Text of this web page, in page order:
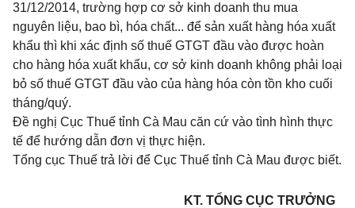
31/12/2014, trường hợp cơ sở kinh doanh thu mua
nguyên liệu, bao bì, hóa chất... để sản xuất hàng hóa xuất
khẩu thì khi xác định số thuế GTGT đầu vào được hoàn
cho hàng hóa xuất khẩu, cơ sở kinh doanh không phải loại
bỏ số thuế GTGT đầu vào của hàng hóa còn tồn kho cuối
tháng/quý.
Đề nghị Cục Thuế tỉnh Cà Mau căn cứ vào tình hình thực
tế để hướng dẫn đơn vị thực hiện.
Tổng cục Thuế trả lời để Cục Thuế tỉnh Cà Mau được biết.
KT. TỔNG CỤC TRƯỞNG